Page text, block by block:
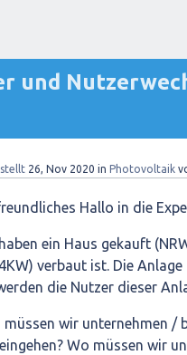
und
26, Nov 2020 in Photovoltaik
Hallo in die
ein Haus gekauft
verbaut ist. Die
die Nutzer dieser
müssen wir unternehmen /
Wo müssen wir